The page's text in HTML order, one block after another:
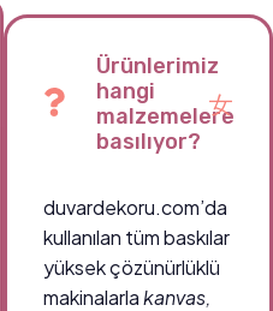
Ürünlerimiz
hangi
malzemelere
basılıyor?
duvardekoru.com’da
kullanılan tüm baskılar
yüksek çözünürlüklü
makinalarlakanvas,